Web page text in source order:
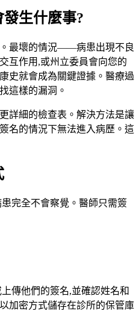
生什麼事?
最壞的情況——病患出現不良
互作用,或州立委員會向您的
就會成為關鍵證據。醫療過
這樣的漏洞。
詳細的檢查表。解決方法是讓
名的情況下無法進入病歷。這
完全不會察覺。醫師只需簽
傳他們的簽名,並確認姓名和
加密方式儲存在診所的保管庫